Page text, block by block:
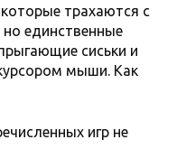
трахаются с
единственные
сиськи и
мыши. Как
игр не